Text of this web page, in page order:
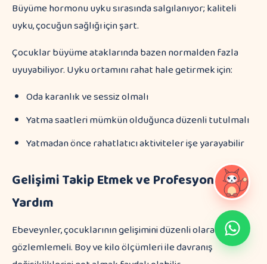
Büyüme hormonu uyku sırasında salgılanıyor; kaliteli
uyku, çocuğun sağlığı için şart.
Çocuklar büyüme ataklarında bazen normalden fazla
uyuyabiliyor. Uyku ortamını rahat hale getirmek için:
Oda karanlık ve sessiz olmalı
Yatma saatleri mümkün olduğunca düzenli tutulmalı
Yatmadan önce rahatlatıcı aktiviteler işe yarayabilir
Gelişimi Takip Etmek ve Profesyonel
Yardım
Ebeveynler, çocuklarının gelişimini düzenli olarak
gözlemlemeli. Boy ve kilo ölçümleri ile davranış